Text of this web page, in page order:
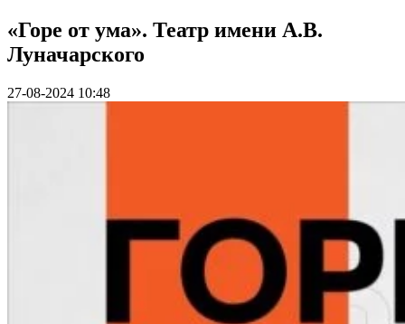
«Горе от ума». Театр имени А.В.
Луначарского
27-08-2024 10:48